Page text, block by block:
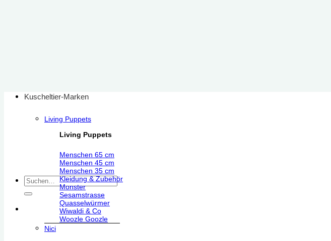
Suchen
Kuscheltier-Marken
Living Puppets
Living Puppets
Menschen 65 cm
Menschen 45 cm
Menschen 35 cm
Kleidung & Zubehör
Monster
Sesamstrasse
Quasselwürmer
Wiwaldi & Co
Woozle Goozle
Nici